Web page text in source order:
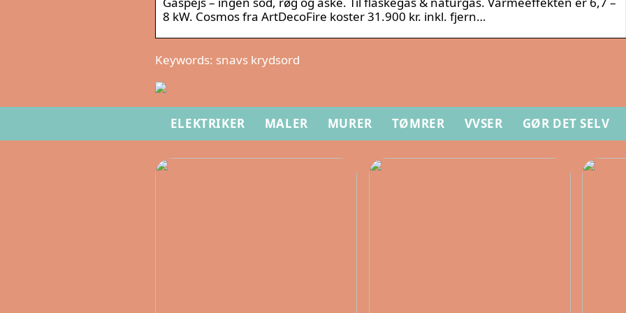
8 kW. Cosmos fra ArtDecoFire koster 31.900 kr. inkl. fjern­…
Keywords: snavs krydsord
ELEKTRIKER MALER MURER TØMRER VVSER GØR DET SELV